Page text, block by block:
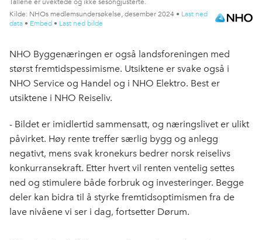
NHO Byggenæringen er også landsforeningen med
størst fremtidspessimisme. Utsiktene er svake også i
NHO Service og Handel og i NHO Elektro. Best er
utsiktene i NHO Reiseliv.
- Bildet er imidlertid sammensatt, og næringslivet er ulikt
påvirket. Høy rente treffer særlig bygg og anlegg
negativt, mens svak kronekurs bedrer norsk reiselivs
konkurransekraft. Etter hvert vil renten ventelig settes
ned og stimulere både forbruk og investeringer. Begge
deler kan bidra til å styrke fremtidsoptimismen fra de
lave nivåene vi ser i dag, fortsetter Dørum.